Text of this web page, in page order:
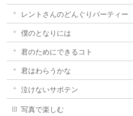
レントさんのどんぐりパーティー
僕のとなりには
君のためにできるコト
君はわらうかな
泣けないサボテン
写真で楽しむ